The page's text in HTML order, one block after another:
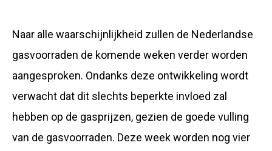
Naar alle waarschijnlijkheid zullen de Nederlandse
gasvoorraden de komende weken verder worden
aangesproken. Ondanks deze ontwikkeling wordt
verwacht dat dit slechts beperkte invloed zal
hebben op de gasprijzen, gezien de goede vulling
van de gasvoorraden. Deze week worden nog vier